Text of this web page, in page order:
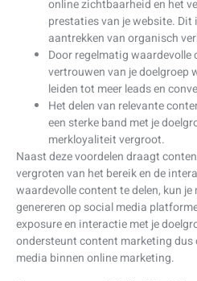
online zichtbaarheid en het
prestaties van je website.
aantrekken van organisch
Door regelmatig waardevolle
vertrouwen van je doelgroep
leiden tot meer leads en
Het delen van relevante
een sterke band met je
merkloyaliteit vergroot.
Naast deze voordelen draagt
vergroten van het bereik en de
waardevolle content te delen, kun
genereren op social media
exposure en interactie met je
ondersteunt content marketing
media binnen online marketing.